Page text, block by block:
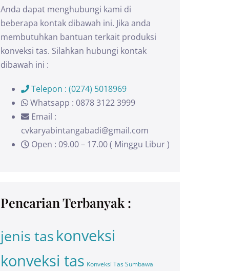
Anda dapat menghubungi kami di
beberapa kontak dibawah ini. Jika anda
membutuhkan bantuan terkait produksi
konveksi tas. Silahkan hubungi kontak
dibawah ini :
Telepon : (0274) 5018969
Whatsapp : 0878 3122 3999
Email :
cvkaryabintangabadi@gmail.com
Open : 09.00 – 17.00 ( Minggu Libur )
Pencarian Terbanyak :
jenis taskonveksi
konveksi tas Konveksi Tas Sumbawa